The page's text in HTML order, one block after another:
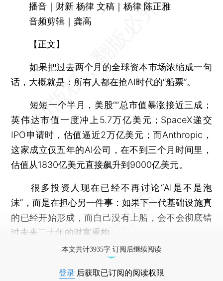
播音｜财新 杨律 文稿｜杨律 陈正雅
音频剪辑｜龚高
【正文】
如果把过去两个月的全球资本市场浓缩成一句
话，大概就是：所有人都在抢AI时代的“船票”。
短短一个半月，美股“”总市值暴涨接近三成；
英伟达市值一度冲上5.7万亿美元；SpaceX递交
IPO申请时，估值逼近2万亿美元；而Anthropic，
这家成立仅五年的AI公司，在不到三个月时间里，
估值从1830亿美元直接飙升到9000亿美元。
很多投资人现在已经不再讨论“AI是不是泡
沫”，而是在担心另一件事：如果下一代基础设施真
的已经开始形成，而自己没有上船，会不会彻底错
过未来二十年的财富重构。
本文共计3935字 订阅后继续阅读
登录 后获取已订阅的阅读权限